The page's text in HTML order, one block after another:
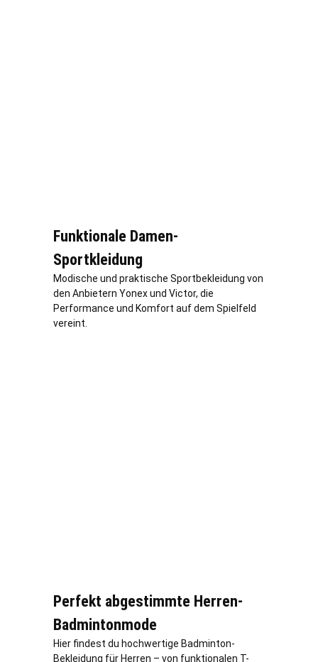
Funktionale Damen-
Sportkleidung
Modische und praktische Sportbekleidung von
den Anbietern Yonex und Victor, die
Performance und Komfort auf dem Spielfeld
vereint.
Perfekt abgestimmte Herren-
Badmintonmode
Hier findest du hochwertige Badminton-
Bekleidung für Herren – von funktionalen T-